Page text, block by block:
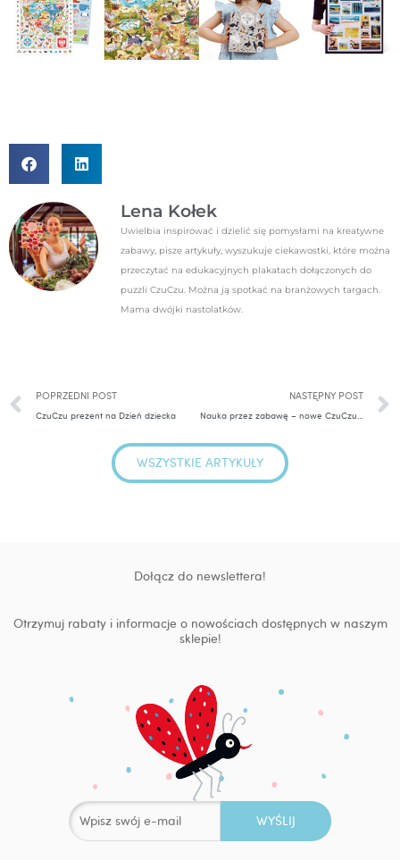
Lena Kołek
Uwielbia inspirować i dzielić się pomysłami na kreatywne
zabawy, pisze artykuły, wyszukuje ciekawostki, które można
przeczytać na edukacyjnych plakatach dołączonych do
puzzli CzuCzu. Można ją spotkać na branżowych targach.
Mama dwójki nastolatków.
Prev
POPRZEDNI POST
CzuCzu prezent na Dzień dziecka
NASTĘPNY POST
WSZYSTKIE ARTYKUŁY
Dołącz do newslettera!
Otrzymuj rabaty i informacje o nowościach dostępnych w naszym
sklepie!